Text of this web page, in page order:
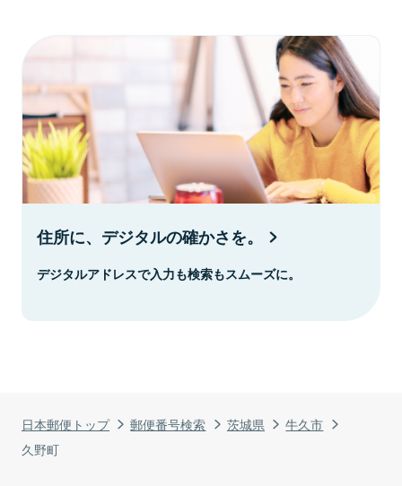
日本郵便トップ 郵便番号検索 茨城県
牛久市
久野町
住所に、デジタルの確かさを。
デジタルアドレスで入力も検索もスムーズに。